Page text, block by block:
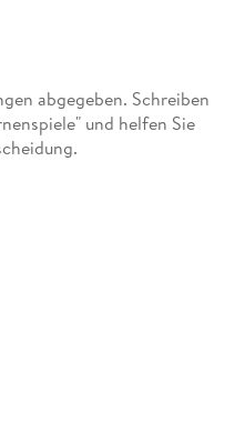
abgegeben. Schreiben
und helfen Sie